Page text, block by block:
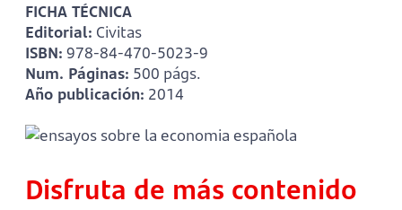
FICHA TÉCNICA
Editorial: Civitas
ISBN: 978-84-470-5023-9
Num. Páginas: 500 págs.
Año publicación: 2014
Disfruta de más contenido